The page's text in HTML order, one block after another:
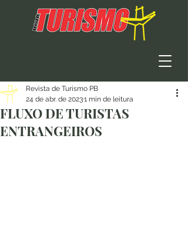
FLUXO DE TURISTAS
ENTRANGEIROS
Revista de Turismo PB
24 de abr. de 20231 min de leitura